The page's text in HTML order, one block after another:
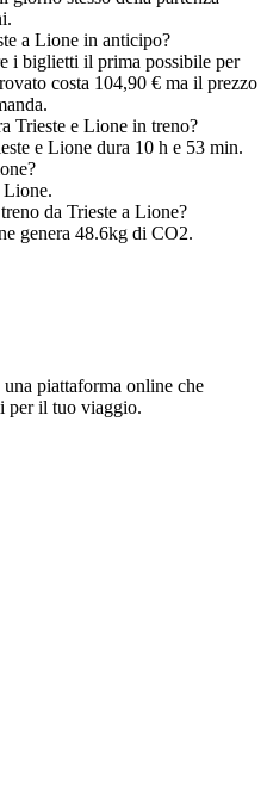
a Lione in anticipo?
i biglietti il prima possibile per
costa 104,90 € ma il prezzo
Trieste e Lione in treno?
e Lione dura 10 h e 53 min.
Lione.
da Trieste a Lione?
genera 48.6kg di CO2.
piattaforma online che
per il tuo viaggio.